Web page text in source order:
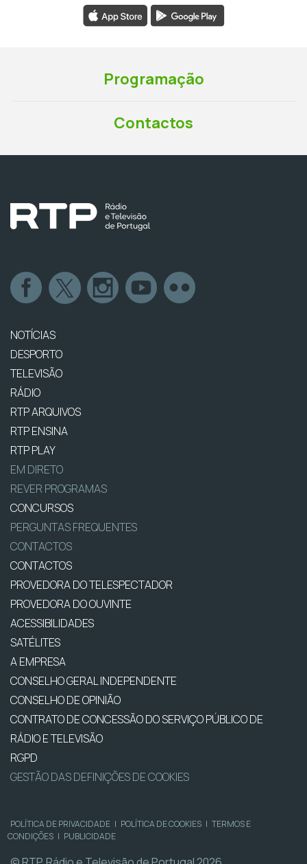
Programação
Contactos
NOTÍCIAS
DESPORTO
TELEVISÃO
RÁDIO
RTP ARQUIVOS
RTP ENSINA
RTP PLAY
EM DIRETO
REVER PROGRAMAS
CONCURSOS
PERGUNTAS FREQUENTES
CONTACTOS
CONTACTOS
PROVEDORA DO TELESPECTADOR
PROVEDORA DO OUVINTE
ACESSIBILIDADES
SATÉLITES
A EMPRESA
CONSELHO GERAL INDEPENDENTE
CONSELHO DE OPINIÃO
CONTRATO DE CONCESSÃO DO SERVIÇO PÚBLICO DE
RÁDIO E TELEVISÃO
RGPD
GESTÃO DAS DEFINIÇÕES DE COOKIES
POLÍTICA DE PRIVACIDADE | POLÍTICA DE COOKIES | TERMOS E
CONDIÇÕES | PUBLICIDADE